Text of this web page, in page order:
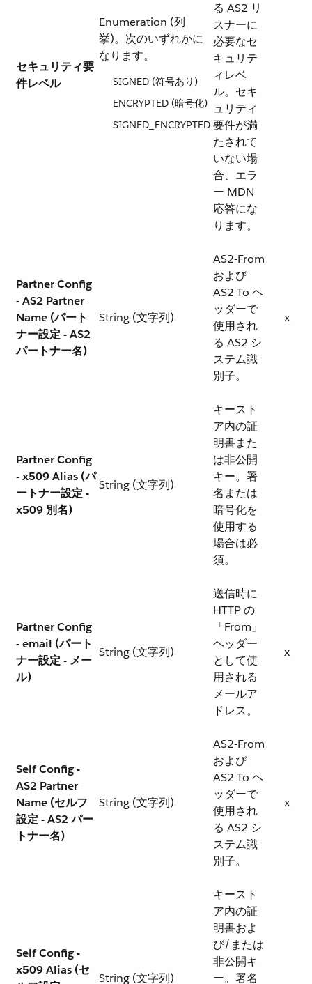
セキュリティ要
件レベル
Enumeration (列
挙)。次のいずれかに
なります。
SIGNED (符号あり)
ENCRYPTED (暗号化)
SIGNED_ENCRYPTED​
る AS2 リ
スナーに
必要なセ
キュリテ
ィレベ
ル。セキ
ュリティ
要件が満
たされて
いない場
合、エラ
ー MDN
応答にな
ります。
Partner Config
- AS2 Partner
Name (パート
ナー設定 - AS2
パートナー名)
String (文字列)
AS2-From
および
AS2-To ヘ
ッダーで
使用され
る AS2 シ
ステム識
別子。
x
Partner Config
- x509 Alias (パ
ートナー設定 -
x509 別名)
String (文字列)
キースト
ア内の証
明書また
は非公開
キー。署
名または
暗号化を
使用する
場合は必
須。
Partner Config
- email (パート
ナー設定 - メー
ル)
String (文字列)
送信時に
HTTP の
「From」
ヘッダー
として使
用される
メールア
ドレス。
x
Self Config -
AS2 Partner
Name (セルフ
設定 - AS2 パー
トナー名)
String (文字列)
AS2-From
および
AS2-To ヘ
ッダーで
使用され
る AS2 シ
ステム識
別子。
x
Self Config -
x509 Alias (セ
String (文字列)
キースト
ア内の証
明書およ
び/または
非公開キ
ー。署名